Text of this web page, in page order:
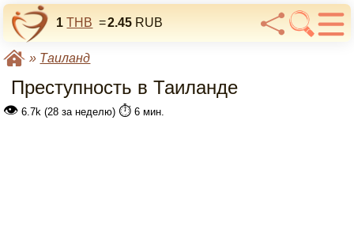
1 THB =2.45 RUB
» Таиланд
Преступность в Таиланде
👁 6.7k (28 за неделю) ⏱️ 6 мин.